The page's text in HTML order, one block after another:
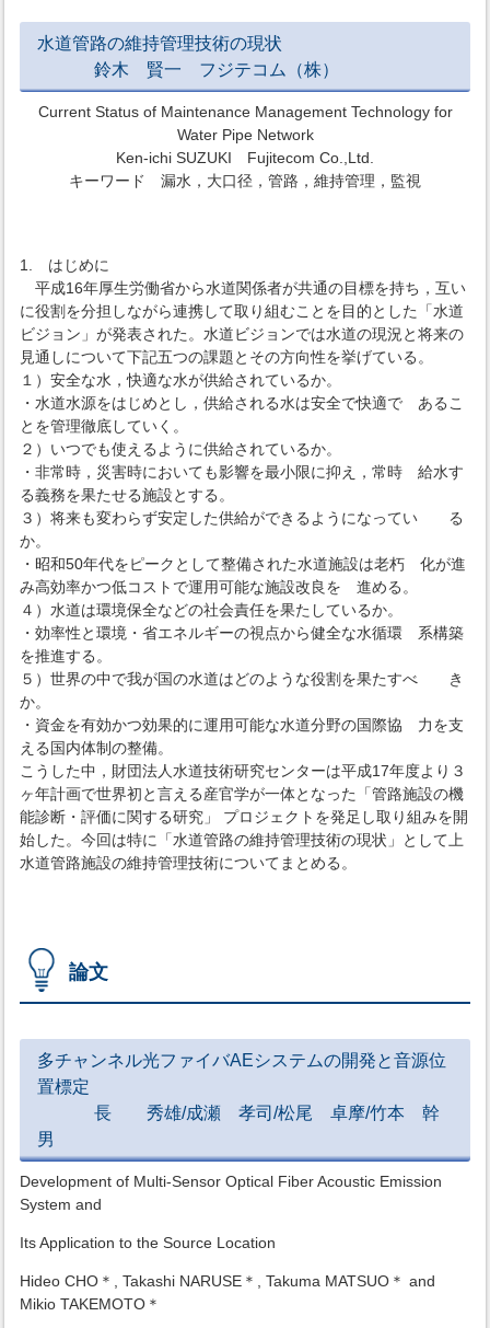
水道管路の維持管理技術の現状
鈴木 賢一 フジテコム（株）
Current Status of Maintenance Management Technology for
Water Pipe Network
Ken-ichi SUZUKI Fujitecom Co.,Ltd.
キーワード 漏水，大口径，管路，維持管理，監視
1. はじめに
平成16年厚生労働省から水道関係者が共通の目標を持ち，互い
に役割を分担しながら連携して取り組むことを目的とした「水道
ビジョン」が発表された。水道ビジョンでは水道の現況と将来の
見通しについて下記五つの課題とその方向性を挙げている。
１）安全な水，快適な水が供給されているか。
・水道水源をはじめとし，供給される水は安全で快適で あるこ
とを管理徹底していく。
２）いつでも使えるように供給されているか。
・非常時，災害時においても影響を最小限に抑え，常時 給水す
る義務を果たせる施設とする。
３）将来も変わらず安定した供給ができるようになってい る
か。
・昭和50年代をピークとして整備された水道施設は老朽 化が進
み高効率かつ低コストで運用可能な施設改良を 進める。
４）水道は環境保全などの社会責任を果たしているか。
・効率性と環境・省エネルギーの視点から健全な水循環 系構築
を推進する。
５）世界の中で我が国の水道はどのような役割を果たすべ き
か。
・資金を有効かつ効果的に運用可能な水道分野の国際協 力を支
える国内体制の整備。
こうした中，財団法人水道技術研究センターは平成17年度より３
ヶ年計画で世界初と言える産官学が一体となった「管路施設の機
能診断・評価に関する研究」 プロジェクトを発足し取り組みを開
始した。今回は特に「水道管路の維持管理技術の現状」として上
水道管路施設の維持管理技術についてまとめる。
論文
多チャンネル光ファイバAEシステムの開発と音源位
置標定
長 秀雄/成瀬 孝司/松尾 卓摩/竹本 幹
男
Development of Multi-Sensor Optical Fiber Acoustic Emission
System and
Its Application to the Source Location
Hideo CHO＊, Takashi NARUSE＊, Takuma MATSUO＊ and
Mikio TAKEMOTO＊